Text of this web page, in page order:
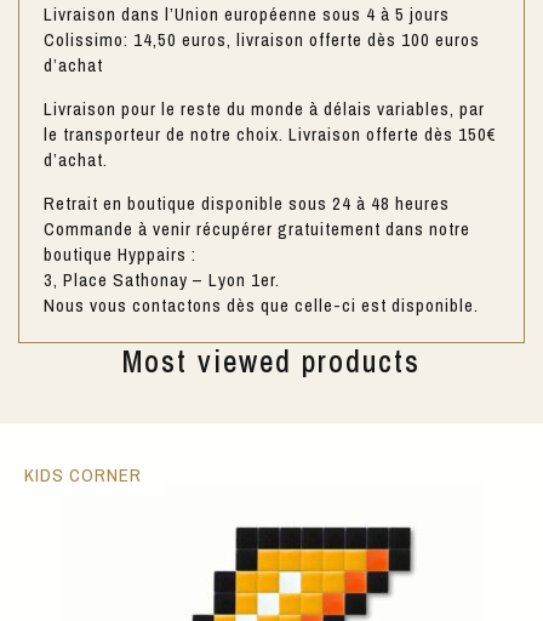
Livraison dans l’Union européenne sous 4 à 5 jours
Colissimo: 14,50 euros, livraison offerte dès 100 euros
d’achat
Livraison pour le reste du monde à délais variables, par
le transporteur de notre choix. Livraison offerte dès 150€
d’achat.
Retrait en boutique disponible sous 24 à 48 heures
Commande à venir récupérer gratuitement dans notre
boutique Hyppairs :
3, Place Sathonay – Lyon 1er.
Nous vous contactons dès que celle-ci est disponible.
Most viewed products
KIDS CORNER